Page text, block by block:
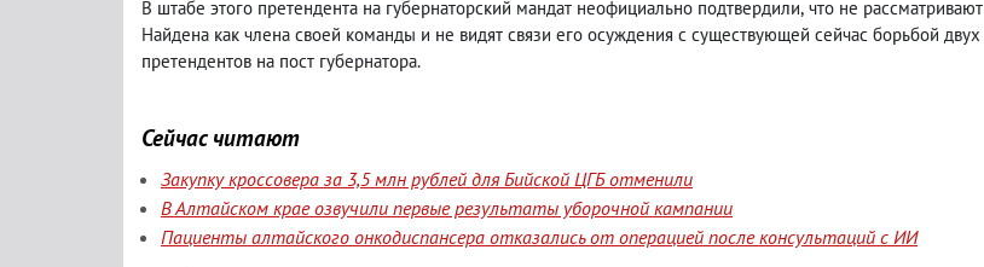
В штабе этого претендента на губернаторский мандат неофициально подтвердили, что не рассматривают
Найдена как члена своей команды и не видят связи его осуждения с существующей сейчас борьбой двух
претендентов на пост губернатора.
Сейчас читают
Закупку кроссовера за 3,5 млн рублей для Бийской ЦГБ отменили
В Алтайском крае озвучили первые результаты уборочной кампании
Пациенты алтайского онкодиспансера отказались от операцией после консультаций с ИИ